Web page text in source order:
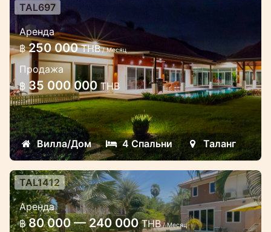
4 спальная вилла с частным
бассейном на участке земли 1060
кв.м
Замечательная вилла, расположена в
восточной части острова, в дали от
туристов, среди природы и уединения.
TAL697
Аренда
฿ 250 000THB/ Месяц
Продажа
฿ 35 000 000THB
Вилла/Дом 4 Спальни Таланг
4 спальная вилла с бассейном и
большим садом в комплексе
TAL1412
Аренда
฿ 80 000 — 240 000THB/ Месяц